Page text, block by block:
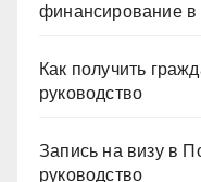
финансирование
Как получить
руководство
Запись на визу в
руководство